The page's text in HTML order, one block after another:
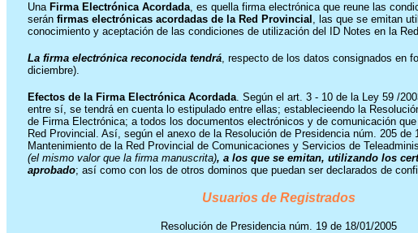
Una Firma Electrónica Acordada, es quella firma electrónica que reune las
serán firmas electrónicas acordadas de la Red Provincial , las que se emitan
conocimiento y aceptación de las condiciones de utilización del ID Notes en la
La firma electrónica reconocida tendrá, respecto de los datos consignados en
diciembre).
Efectos de la Firma Electrónica Acordada. Según el art. 3 - 10 de la Ley 59 /
entre sí, se tendrá en cuenta lo estipulado entre ellas; establecieendo la
de Firma Electrónica; a todos los documentos electrónicos y de comunicación que
Red Provincial. Así, según el anexo de la Resolución de Presidencia núm. 205 de
Mantenimiento de la Red Provincial de Comunicaciones y Servicios de
(el mismo valor que la firma manuscrita), a los que se emitan, utilizando los
aprobado; así como con los de otros dominos que puedan ser declarados de
Usuarios de Registrados
Resolución de Presidencia núm. 19 de 18/01/2005